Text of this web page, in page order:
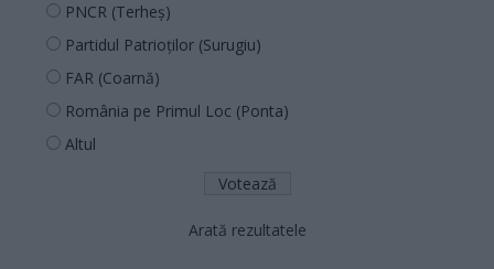
PNCR (Terheș)
Partidul Patrioților (Surugiu)
FAR (Coarnă)
România pe Primul Loc (Ponta)
Altul
Arată rezultatele